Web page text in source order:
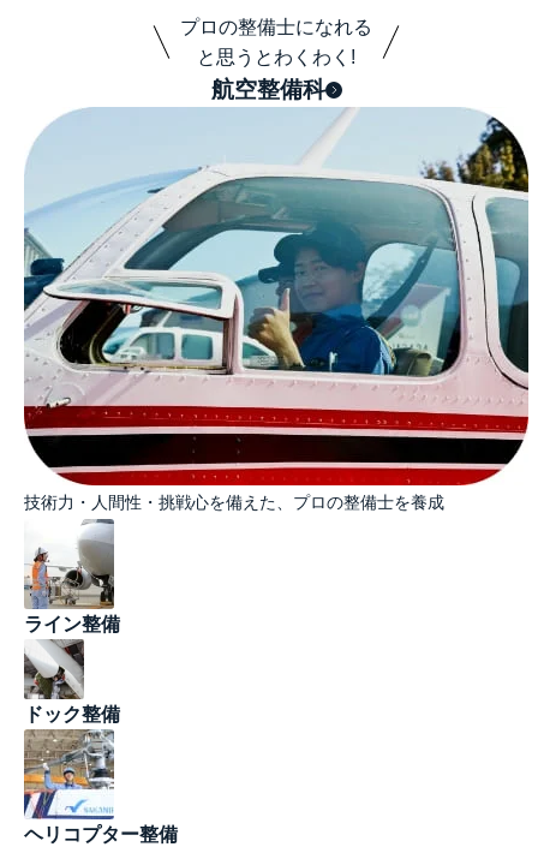
プロの整備士になれる
と思うとわくわく!
航空整備科
技術力・人間性・挑戦心を備えた、プロの整備士を養成​
ライン整備
ドック整備
ヘリコプター整備